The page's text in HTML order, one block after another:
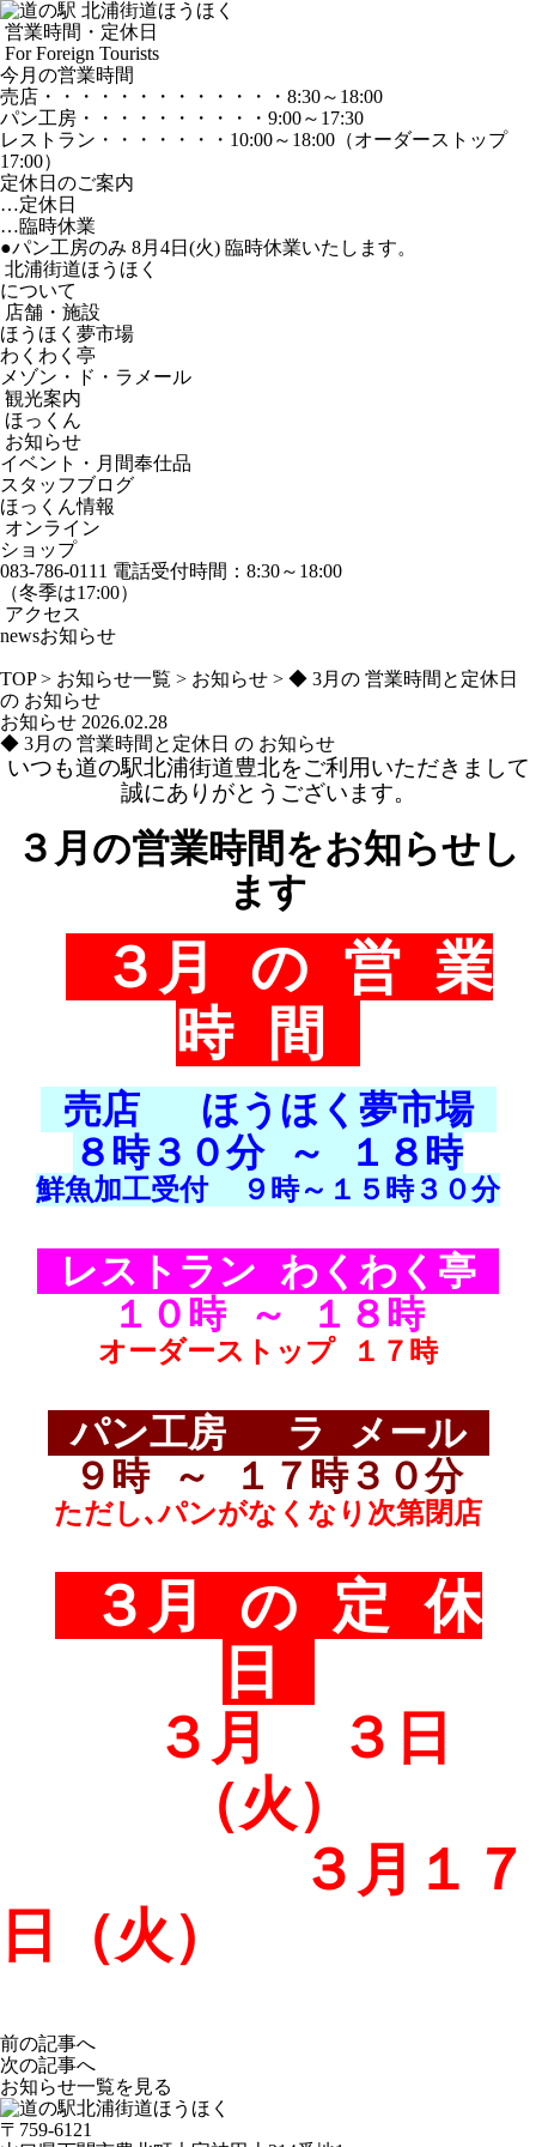
営業時間・定休日
For Foreign Tourists
今月の営業時間
売店 ・・・・・・・・・・・・・ 8:30～18:00
パン工房 ・・・・・・・・・・ 9:00～17:30
レストラン ・・・・・・・ 10:00～18:00 （オーダーストップ
17:00）
定休日のご案内
…定休日
…臨時休業
●パン工房のみ 8月4日(火) 臨時休業いたします。
北浦街道ほうほく
について
店舗・施設
ほうほく夢市場
わくわく亭
メゾン・ド・ラメール
観光案内
ほっくん
お知らせ
イベント・月間奉仕品
スタッフブログ
ほっくん情報
オンライン
ショップ
083-786-0111 電話受付時間：8:30～18:00
（冬季は17:00）
アクセス
newsお知らせ
TOP> お知らせ一覧 > お知らせ > ◆ 3月の 営業時間と定休日
の お知らせ
お知らせ 2026.02.28
◆ 3月の 営業時間と定休日 の お知らせ
いつも道の駅北浦街道豊北をご利用いただきまして
誠にありがとうございます。
３月の営業時間をお知らせし
ます
３月 の 営 業
時 間
売店 ほうほく夢市場
８時３０分 ～ １８時
鮮魚加工受付 ９時～１５時３０分
レストラン わくわく亭
１０時 ～ １８時
オーダーストップ １７時
パン工房 ラ メール
９時 ～ １７時３０分
ただし､パンがなくなり 次第閉店
３月 の 定 休
日
３ 月 ３日
（火）
３ 月１７
日（火）
前の記事へ
次の記事へ
お知らせ一覧を見る
〒759-6121